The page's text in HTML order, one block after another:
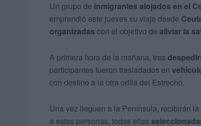
Un grupo de inmigrantes alojados en el
emprendió este jueves su viaje desde
organizadas con el objetivo de aliviar la
A primera hora de la mañana, tras
participantes fueron trasladados en
con destino a la otra orilla del Estrecho.
Una vez lleguen a la Península, recibirán la
a estas personas, todas ellas